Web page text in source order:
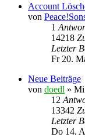
Account
von
1
14218
Letzter
Fr 20.
Neue Beiträge
von doedl » Mi
12
13342
Letzter
Do 14.